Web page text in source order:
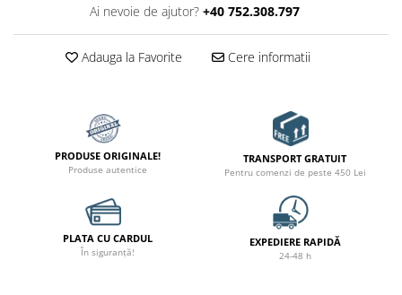
Ai nevoie de ajutor? +40 752.308.797
Adauga la Favorite Cere informatii
PRODUSE ORIGINALE!
Produse autentice
TRANSPORT GRATUIT
Pentru comenzi de peste 450 Lei
PLATA CU CARDUL
În siguranță!
EXPEDIERE RAPIDĂ
24-48 h